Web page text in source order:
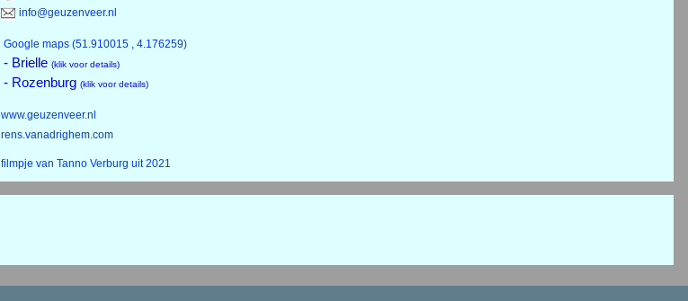
info@geuzenveer.nl
Google maps (51.910015 , 4.176259)
- Brielle (klik voor details)
- Rozenburg (klik voor details)
www.geuzenveer.nl
rens.vanadrighem.com
filmpje van Tanno Verburg uit 2021